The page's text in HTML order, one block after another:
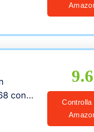
con
Notifiche
9.6
Controlla